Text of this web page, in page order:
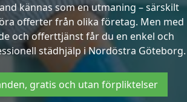
kännas som en utmaning – särskilt
offerter från olika företag. Men med
och offerttjänst får du en enkel och
städhjälp i Nordöstra Göteborg.
gratis och utan förpliktelser